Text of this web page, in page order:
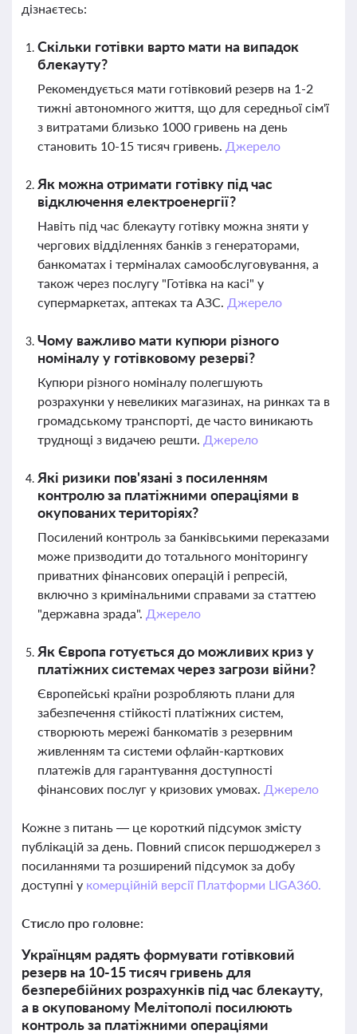
дізнаєтесь:
Скільки готівки варто мати на випадок
блекауту?
Рекомендується мати готівковий резерв на 1-2
тижні автономного життя, що для середньої сім'ї
з витратами близько 1000 гривень на день
становить 10-15 тисяч гривень. Джерело
Як можна отримати готівку під час
відключення електроенергії?
Навіть під час блекауту готівку можна зняти у
чергових відділеннях банків з генераторами,
банкоматах і терміналах самообслуговування, а
також через послугу "Готівка на касі" у
супермаркетах, аптеках та АЗС. Джерело
Чому важливо мати купюри різного
номіналу у готівковому резерві?
Купюри різного номіналу полегшують
розрахунки у невеликих магазинах, на ринках та в
громадському транспорті, де часто виникають
труднощі з видачею решти. Джерело
Які ризики пов'язані з посиленням
контролю за платіжними операціями в
окупованих територіях?
Посилений контроль за банківськими переказами
може призводити до тотального моніторингу
приватних фінансових операцій і репресій,
включно з кримінальними справами за статтею
"державна зрада". Джерело
Як Європа готується до можливих криз у
платіжних системах через загрози війни?
Європейські країни розробляють плани для
забезпечення стійкості платіжних систем,
створюють мережі банкоматів з резервним
живленням та системи офлайн-карткових
платежів для гарантування доступності
фінансових послуг у кризових умовах. Джерело
Кожне з питань — це короткий підсумок змісту
публікацій за день. Повний список першоджерел з
посиланнями та розширений підсумок за добу
доступні у комерційній версії Платформи LIGA360.
Стисло про головне:
Українцям радять формувати готівковий
резерв на 10-15 тисяч гривень для
безперебійних розрахунків під час блекауту,
а в окупованому Мелітополі посилюють
контроль за платіжними операціями